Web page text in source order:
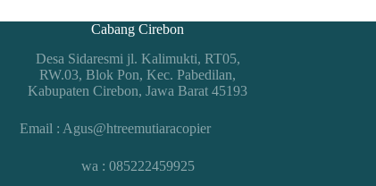
Cabang Cirebon
Desa Sidaresmi jl. Kalimukti, RT05,
RW.03, Blok Pon, Kec. Pabedilan,
Kabupaten Cirebon, Jawa Barat 45193
Email : Agus@htreemutiaracopier
wa : 085222459925